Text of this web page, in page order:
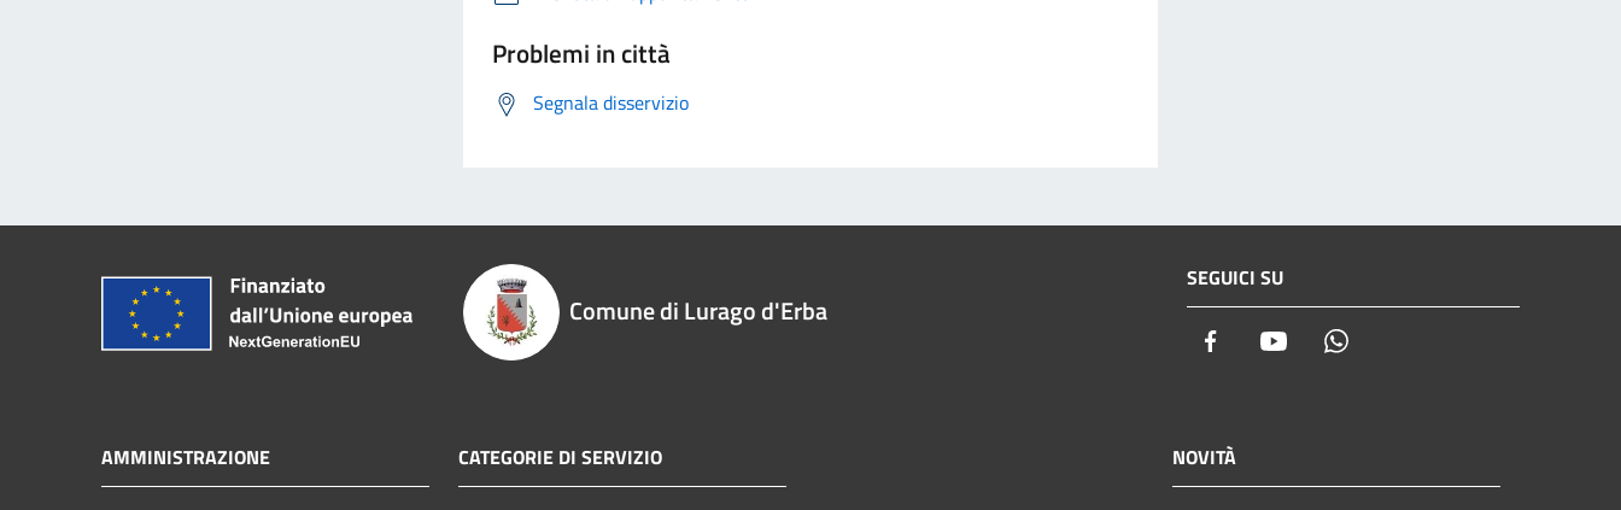
Problemi in città
Segnala disservizio
Comune di Lurago d'Erba
SEGUICI SU
Facebook Youtube
AMMINISTRAZIONE CATEGORIE DI SERVIZIO NOVITÀ